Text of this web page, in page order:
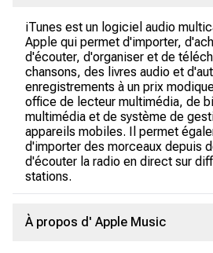
iTunes est un logiciel audio
Apple qui permet d'importer,
d'écouter, d'organiser et de
chansons, des livres audio et
enregistrements à un prix
office de lecteur multimédia, de
multimédia et de système de
appareils mobiles. Il permet
d'importer des morceaux depuis
d'écouter la radio en direct sur
stations.
À propos d' Apple Music